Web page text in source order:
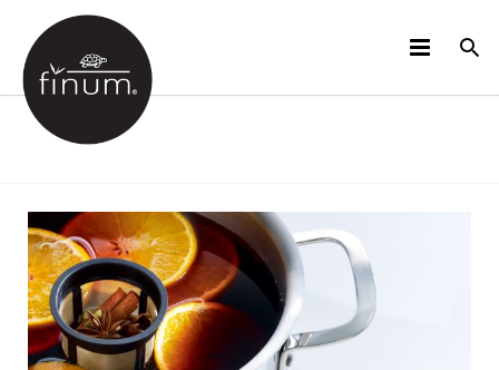
DES PRODUITS
VIDÉOS
LANGUES